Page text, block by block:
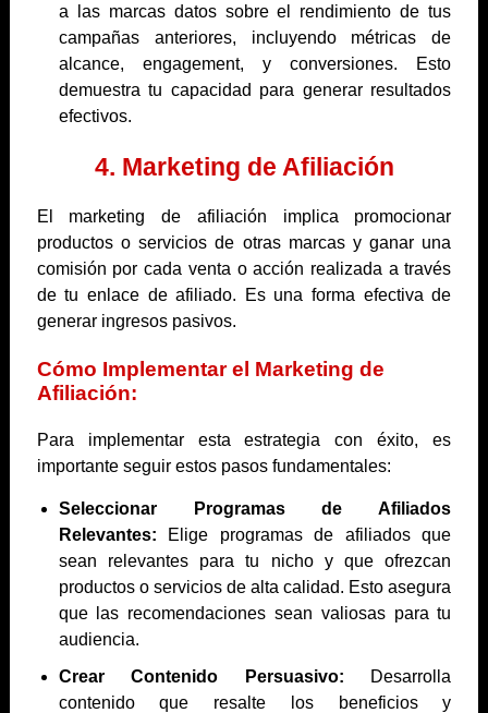
a las marcas datos sobre el rendimiento de tus
campañas anteriores, incluyendo métricas de
alcance, engagement, y conversiones. Esto
demuestra tu capacidad para generar resultados
efectivos.
4. Marketing de Afiliación
El marketing de afiliación implica promocionar
productos o servicios de otras marcas y ganar una
comisión por cada venta o acción realizada a través
de tu enlace de afiliado. Es una forma efectiva de
generar ingresos pasivos.
Cómo Implementar el Marketing de
Afiliación:
Para implementar esta estrategia con éxito, es
importante seguir estos pasos fundamentales:
Seleccionar Programas de Afiliados
Relevantes: Elige programas de afiliados que
sean relevantes para tu nicho y que ofrezcan
productos o servicios de alta calidad. Esto asegura
que las recomendaciones sean valiosas para tu
audiencia.
Crear Contenido Persuasivo: Desarrolla
contenido que resalte los beneficios y